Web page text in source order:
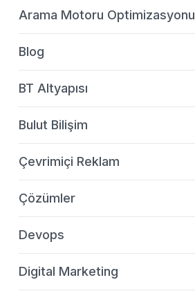
Arama Motoru Optimizasyonu
Blog
BT Altyapısı
Bulut Bilişim
Çevrimiçi Reklam
Çözümler
Devops
Digital Marketing